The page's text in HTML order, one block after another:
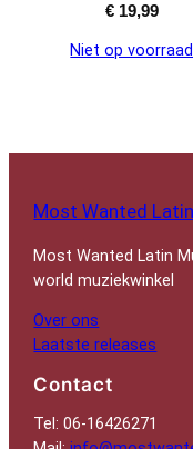
€19,99
Niet op voorraad
Most Wanted
Most Wanted Latin
world muziekwinkel
Over ons
Laatste releases
Contact
Tel: 06-16426271